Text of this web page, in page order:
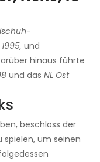
und
hinaus führte
und das NL Ost
beschloss der
spielen, um seinen